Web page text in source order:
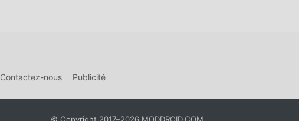
Contactez-nous Publicité